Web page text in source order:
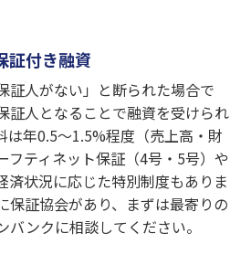
証付き融資
証人がない」と断られた場合で
証人となることで融資を受けられ
は年0.5〜1.5%程度（売上高・財
フティネット保証（4号・5号）や
済状況に応じた特別制度もありま
保証協会があり、まずは最寄りの
ンクに相談してください。